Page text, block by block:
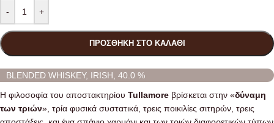
- +
ΠΡΟΣΘΉΚΗ ΣΤΟ ΚΑΛΆΘΙ
BLENDED WHISKEY, IRISH, 40.0 %
Η φιλοσοφία του αποστακτηρίου Tullamore βρίσκεται στην «δύναμη
των τριών», τρία φυσικά συστατικά, τρεις ποικιλίες σιτηρών, τρεις